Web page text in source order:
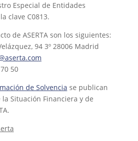
Especial de Entidades
clave C0813.
de ASERTA son los siguientes:
94 3º 28006 Madrid
50
de Solvencia se publican
Situación Financiera y de